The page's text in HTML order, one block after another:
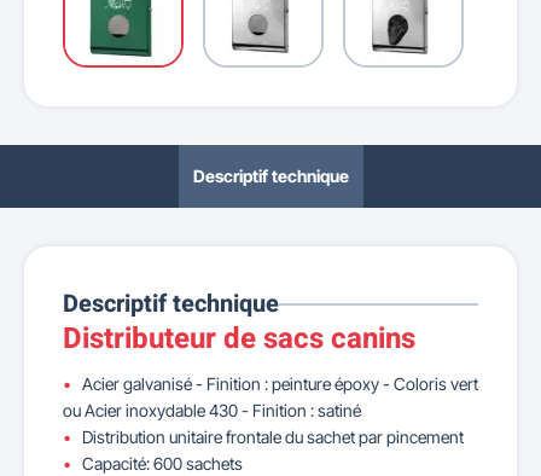
Descriptif technique
Descriptif technique
Distributeur de sacs canins
Acier galvanisé - Finition : peinture époxy - Coloris vert
ou Acier inoxydable 430 - Finition : satiné
Distribution unitaire frontale du sachet par pincement
Capacité: 600 sachets